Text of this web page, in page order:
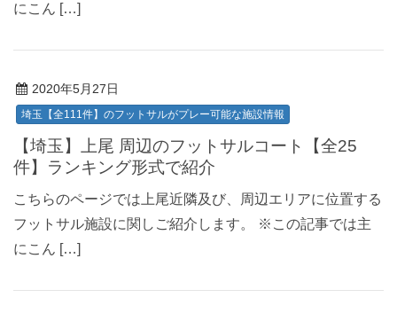
にこん […]
2020年5月27日
埼玉【全111件】のフットサルがプレー可能な施設情報
【埼玉】上尾 周辺のフットサルコート【全25
件】ランキング形式で紹介
こちらのページでは上尾近隣及び、周辺エリアに位置する
フットサル施設に関しご紹介します。 ※この記事では主
にこん […]